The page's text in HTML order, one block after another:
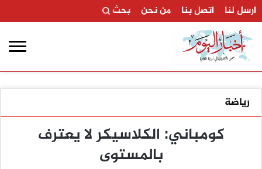
ارسل لنا اتصل بنا من نحن بحث
رياضة
كومباني: الكلاسيكر لا يعترف
بالمستوى